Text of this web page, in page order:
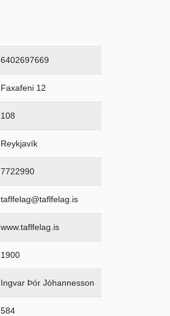
6402697669
Faxafeni 12
108
Reykjavík
7722990
taflfelag@taflfelag.is
www.taflfelag.is
1900
Ingvar Þór Jóhannesson
584